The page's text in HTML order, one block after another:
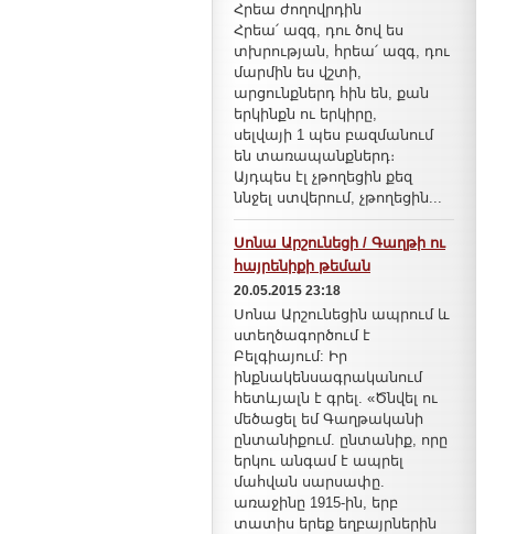
Հրեա ժողովրդին
Հրեա՛ ազգ, դու ծով ես
տխրության, հրեա՛ ազգ, դու
մարմին ես վշտի,
արցունքներդ հին են, քան
երկինքն ու երկիրը,
սելվայի 1 պես բազմանում
են տառապանքներդ։
Այդպես էլ չթողեցին քեզ
ննջել ստվերում, չթողեցին...
Սոնա Արշունեցի / Գաղթի ու
հայրենիքի թեման
20.05.2015 23:18
Սոնա Արշունեցին ապրում և
ստեղծագործում է
Բելգիայում: Իր
ինքնակենսագրականում
հետևյալն է գրել. «Ծնվել ու
մեծացել եմ Գաղթականի
ընտանիքում. ընտանիք, որը
երկու անգամ է ապրել
մահվան սարսափը.
առաջինը 1915-ին, երբ
տատիս երեք եղբայրներին